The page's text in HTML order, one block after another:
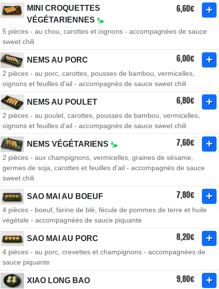
MINI CROQUETTES
VÉGÉTARIENNES
6,60€
5 pièces - au chou, carottes et oignons - accompagnées de sauce
sweet chili
NEMS AU PORC 6,00€
2 pièces - au porc, carottes, pousses de bambou, vermicelles,
oignons et feuilles d'ail - accompagnés de sauce sweet chili
NEMS AU POULET 6,80€
2 pièces - au poulet, carottes, pousses de bambou, vermicelles,
oignons et feuilles d'ail - accompagnés de sauce sweet chili
NEMS VÉGÉTARIENS 7,60€
2 pièces - aux champignons, vermicelles, graines de sésame,
germes de soja, carottes et feuilles d'ail - accompagnés de sauce
sweet chili
SAO MAI AU BOEUF 7,80€
4 pièces - boeuf, farine de blé, fécule de pommes de terre et huile
végétale - accompagnées de sauce piquante
SAO MAI AU PORC 8,20€
4 pièces - au porc, crevettes et champignons - accompagnées de
sauce piquante
XIAO LONG BAO 9,80€